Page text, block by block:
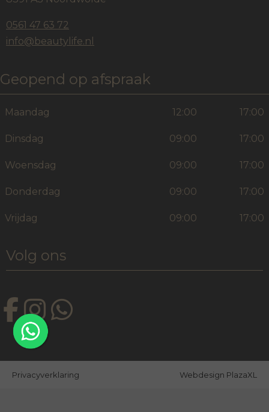
0561 47 63 72
info@beautylife.nl
Geopend op afspraak
Maandag 12:00 17:00
Dinsdag 09:00 17:00
Woensdag 09:00 17:00
Donderdag 09:00 17:00
Vrijdag 09:00 17:00
Volg ons
Privacyverklaring Webdesign PlazaXL